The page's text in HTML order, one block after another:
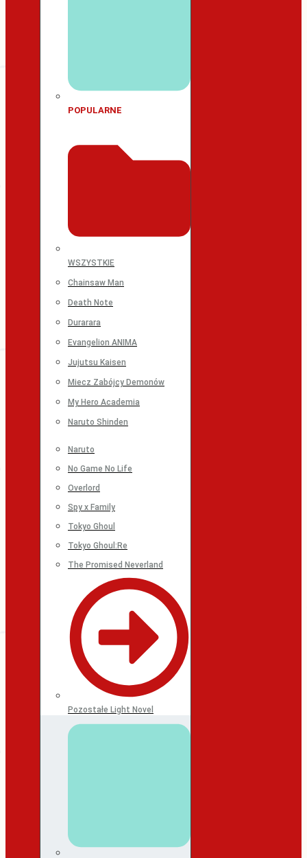
POPULARNE
WSZYSTKIE
Chainsaw Man
Death Note
Durarara
Evangelion ANIMA
Jujutsu Kaisen
Miecz Zabójcy Demonów
My Hero Academia
Naruto Shinden
Naruto
No Game No Life
Overlord
Spy x Family
Tokyo Ghoul
Tokyo Ghoul:Re
The Promised Neverland
Pozostałe Light Novel